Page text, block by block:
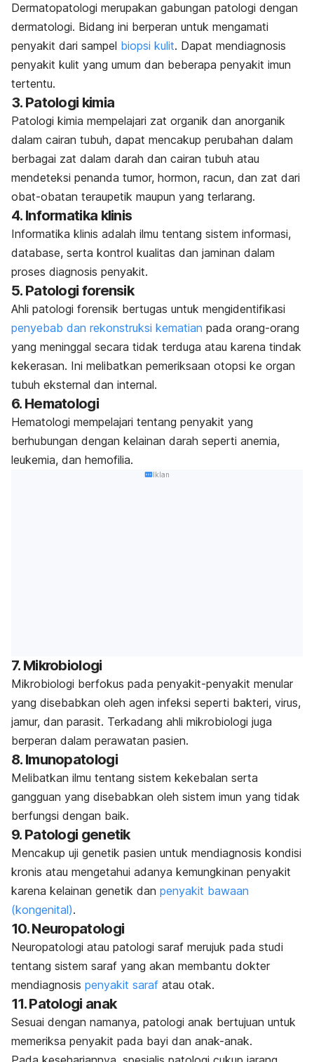
Dermatopatologi merupakan gabungan patologi dengan
dermatologi. Bidang ini berperan untuk mengamati
penyakit dari sampel biopsi kulit. Dapat mendiagnosis
penyakit kulit yang umum dan beberapa penyakit imun
tertentu.
3. Patologi kimia
Patologi kimia mempelajari zat organik dan anorganik
dalam cairan tubuh, dapat mencakup perubahan dalam
berbagai zat dalam darah dan cairan tubuh atau
mendeteksi penanda tumor, hormon, racun, dan zat dari
obat-obatan teraupetik maupun yang terlarang.
4. Informatika klinis
Informatika klinis adalah ilmu tentang sistem informasi,
database, serta kontrol kualitas dan jaminan dalam
proses diagnosis penyakit.
5. Patologi forensik
Ahli patologi forensik bertugas untuk mengidentifikasi
penyebab dan rekonstruksi kematian pada orang-orang
yang meninggal secara tidak terduga atau karena tindak
kekerasan. Ini melibatkan pemeriksaan otopsi ke organ
tubuh eksternal dan internal.
6. Hematologi
Hematologi mempelajari tentang penyakit yang
berhubungan dengan kelainan darah seperti anemia,
leukemia, dan hemofilia.
Iklan
7. Mikrobiologi
Mikrobiologi berfokus pada penyakit-penyakit menular
yang disebabkan oleh agen infeksi seperti bakteri, virus,
jamur, dan parasit. Terkadang ahli mikrobiologi juga
berperan dalam perawatan pasien.
8. Imunopatologi
Melibatkan ilmu tentang sistem kekebalan serta
gangguan yang disebabkan oleh sistem imun yang tidak
berfungsi dengan baik.
9. Patologi genetik
Mencakup uji genetik pasien untuk mendiagnosis kondisi
kronis atau mengetahui adanya kemungkinan penyakit
karena kelainan genetik dan penyakit bawaan
(kongenital).
10. Neuropatologi
Neuropatologi atau patologi saraf merujuk pada studi
tentang sistem saraf yang akan membantu dokter
mendiagnosis penyakit saraf atau otak.
11. Patologi anak
Sesuai dengan namanya, patologi anak bertujuan untuk
memeriksa penyakit pada bayi dan anak-anak.